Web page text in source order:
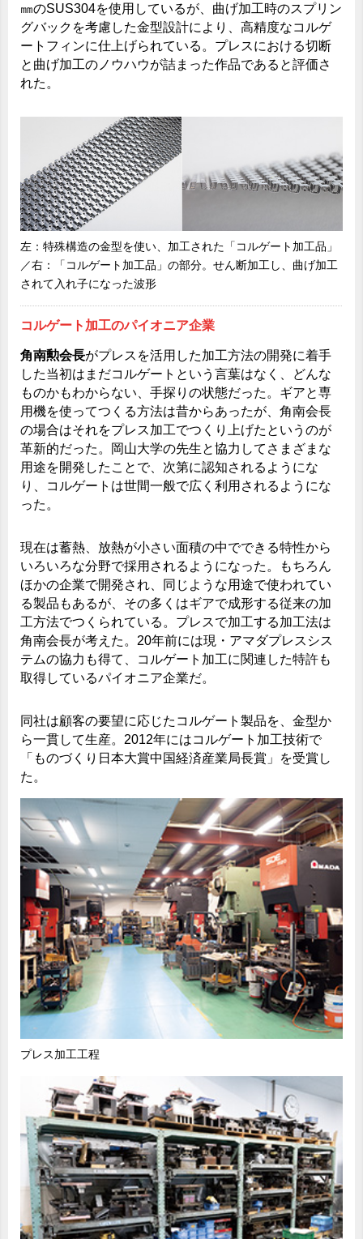
㎜のSUS304を使用しているが、曲げ加工時のスプリン
グバックを考慮した金型設計により、高精度なコルゲ
ートフィンに仕上げられている。プレスにおける切断
と曲げ加工のノウハウが詰まった作品であると評価さ
れた。
左：特殊構造の金型を使い、加工された「コルゲート加工品」
／右：「コルゲート加工品」の部分。せん断加工し、曲げ加工
されて入れ子になった波形
コルゲート加工のパイオニア企業
角南勲会長がプレスを活用した加工方法の開発に着手
した当初はまだコルゲートという言葉はなく、どんな
ものかもわからない、手探りの状態だった。ギアと専
用機を使ってつくる方法は昔からあったが、角南会長
の場合はそれをプレス加工でつくり上げたというのが
革新的だった。岡山大学の先生と協力してさまざまな
用途を開発したことで、次第に認知されるようにな
り、コルゲートは世間一般で広く利用されるようにな
った。
現在は蓄熱、放熱が小さい面積の中でできる特性から
いろいろな分野で採用されるようになった。もちろん
ほかの企業で開発され、同じような用途で使われてい
る製品もあるが、その多くはギアで成形する従来の加
工方法でつくられている。プレスで加工する加工法は
角南会長が考えた。20年前には現・アマダプレスシス
テムの協力も得て、コルゲート加工に関連した特許も
取得しているパイオニア企業だ。
同社は顧客の要望に応じたコルゲート製品を、金型か
ら一貫して生産。2012年にはコルゲート加工技術で
「ものづくり日本大賞中国経済産業局長賞」を受賞し
た。
プレス加工工程